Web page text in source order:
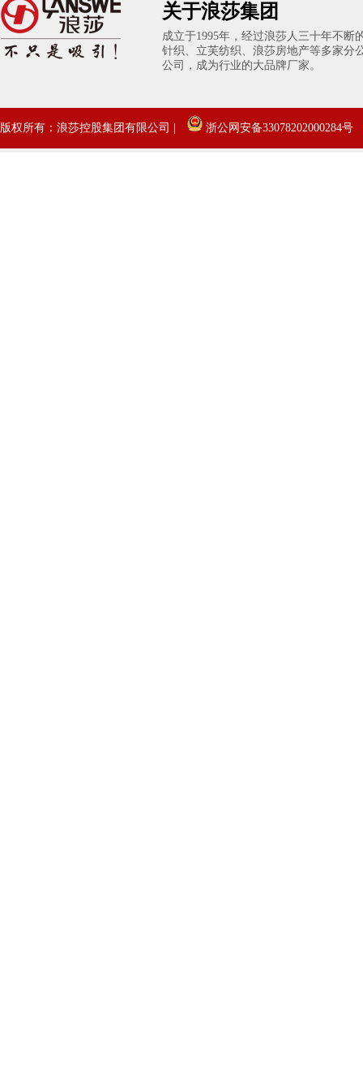
关于浪莎集团
成立于1995年，经过浪莎人三十年不断
针织、立芙纺织、浪莎房地产等多家分
公司，成为行业的大品牌厂家。
版权所有：浪莎控股集团有限公司 | 浙公网安备33078202000284号